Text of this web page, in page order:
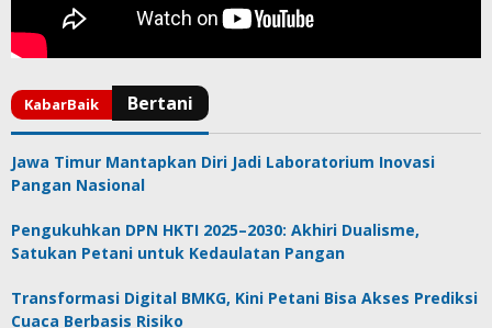
Jawa Timur Mantapkan Diri Jadi Laboratorium Inovasi
Pangan Nasional
Pengukuhkan DPN HKTI 2025–2030: Akhiri Dualisme,
Satukan Petani untuk Kedaulatan Pangan
Transformasi Digital BMKG, Kini Petani Bisa Akses Prediksi
Cuaca Berbasis Risiko